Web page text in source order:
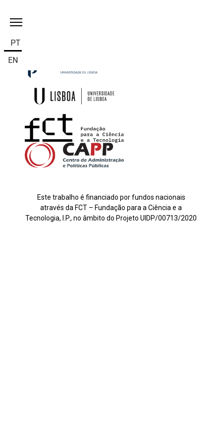
Escolha o seu idioma
PT
EN
Este trabalho é financiado por fundos nacionais
através da FCT – Fundação para a Ciência e a
Tecnologia, I.P., no âmbito do Projeto UIDP/00713/2020